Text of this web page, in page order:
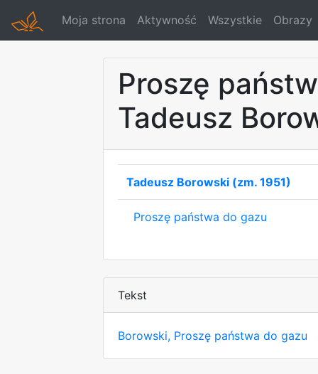
Moja strona Aktywność Wszystkie Obrazy
Proszę
Tadeusz
Tadeusz Borowski (zm. 1951)
Proszę państwa do gazu
Tekst
Borowski, Proszę państwa do gazu